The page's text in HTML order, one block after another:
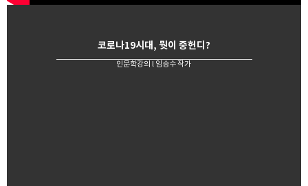
코로나19시대, 뭣이 중헌디?
인문학강의 l 임승수 작가